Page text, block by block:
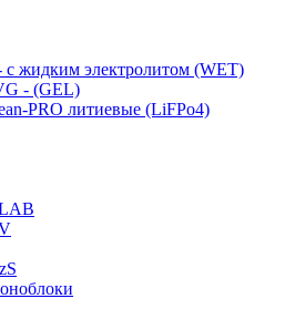
с жидким электролитом (WET)
- (GEL)
PRO литиевые (LiFPo4)